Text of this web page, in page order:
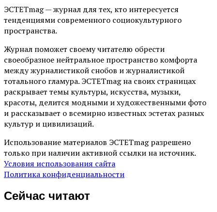
ЭСТЕТmag — журнал для тех, кто интересуется
тенденциями современного социокультурного
пространства.
Журнал поможет своему читателю обрести
своеобразное нейтральное пространство комфорта
между журналистикой снобов и журналистикой
тотального гламура. ЭСТЕТmag на своих страницах
раскрывает темы культуры, искусства, музыки,
красоты, делится модными и художественными фото
и рассказывает о всемирно известных эстетах разных
культур и цивилизаций.
Использование материалов ЭСТЕТmag разрешено
только при наличии активной ссылки на источник.
Условия использования сайта
Политика конфиденциальности
Сейчас читают